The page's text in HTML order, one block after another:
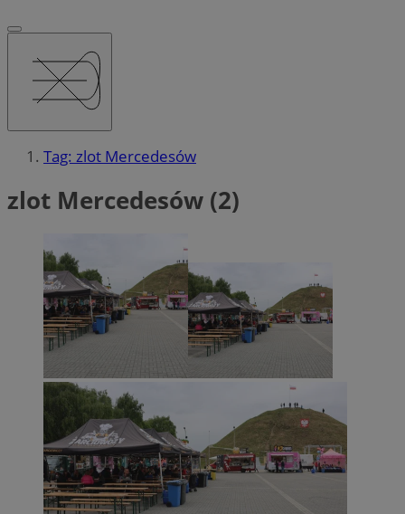
Tag: zlot Mercedesów
zlot Mercedesów (2)